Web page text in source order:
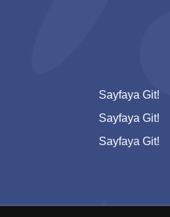
Sayfaya Git!
Sayfaya Git!
Sayfaya Git!